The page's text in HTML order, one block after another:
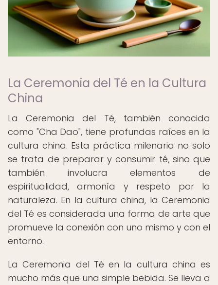
La Ceremonia del Té en la Cultura
China
La Ceremonia del Té, también conocida
como "Cha Dao", tiene profundas raíces en la
cultura china. Esta práctica milenaria no solo
se trata de preparar y consumir té, sino que
también involucra elementos de
espiritualidad, armonía y respeto por la
naturaleza. En la cultura china, la Ceremonia
del Té es considerada una forma de arte que
promueve la conexión con uno mismo y con el
entorno.
La Ceremonia del Té en la cultura china es
mucho más que una simple bebida. Se lleva a